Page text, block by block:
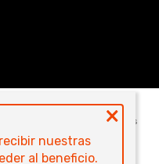
×
nuestras
al beneficio.
código es de 5 unidades. Los
técnicas y descripciones